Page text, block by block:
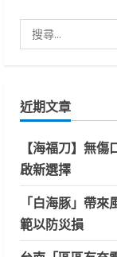
尋
字:
近期文章
【海福刀】無
啟新選擇
「白海豚」帶
範以防災損